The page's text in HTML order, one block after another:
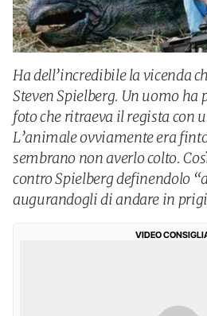
Ha dell’incredibile la vicenda
Steven Spielberg. Un uomo ha
foto che ritraeva il regista con
L’animale ovviamente era
sembrano non averlo colto.
contro Spielberg definendolo
augurandogli di andare in
VIDEO